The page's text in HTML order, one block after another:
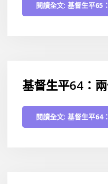
閱讀全文: 基督生平65
基督生平64：
閱讀全文: 基督生平64